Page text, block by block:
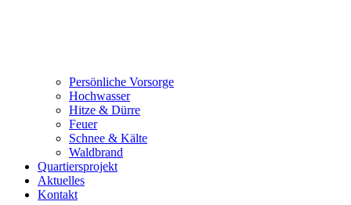
Persönliche Vorsorge
Hochwasser
Hitze & Dürre
Feuer
Schnee & Kälte
Waldbrand
Quartiersprojekt
Aktuelles
Kontakt